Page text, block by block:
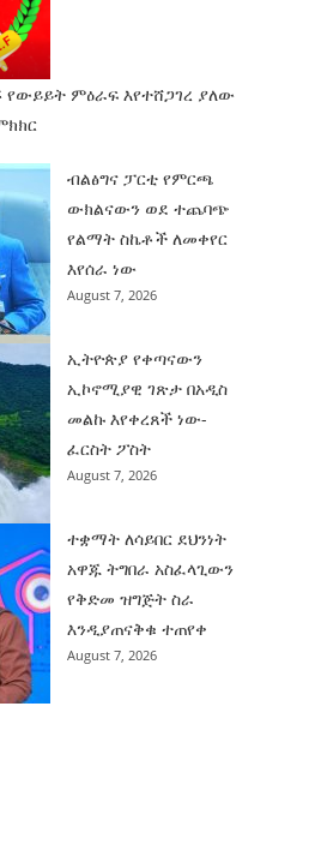
ምዕራፍ እየተሸጋገረ ያለው
ብልፅግና ፓርቲ የምርጫ
ውክልናውን ወደ ተጨባጭ
የልማት ስኬቶች ለመቀየር
እየሰራ ነው
August 7, 2026
ኢትዮጵያ የቀጣናውን
ኢኮኖሚያዊ ገጽታ በአዲስ
መልኩ እየቀረጸች ነው-
ፈርስት ፖስት
August 7, 2026
ተቋማት ለሳይበር ደህንነት
አዋጁ ትግበራ አስፈላጊውን
የቅድመ ዝግጅት ስራ
እንዲያጠናቅቁ ተጠየቀ
August 7, 2026